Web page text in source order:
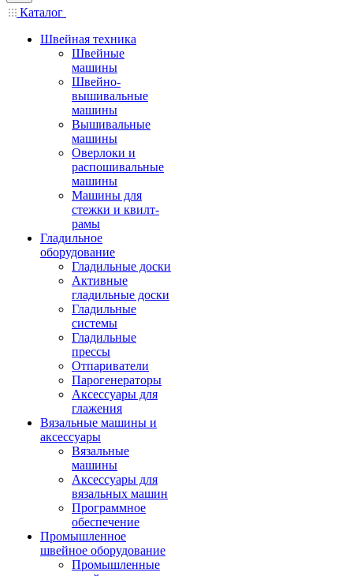
Каталог
Швейная техника
Швейные
машины
Швейно-
вышивальные
машины
Вышивальные
машины
Оверлоки и
распошивальные
машины
Машины для
стежки и квилт-
рамы
Гладильное
оборудование
Гладильные доски
Активные
гладильные доски
Гладильные
системы
Гладильные
прессы
Отпариватели
Парогенераторы
Аксессуары для
глажения
Вязальные машины и
аксессуары
Вязальные
машины
Аксессуары для
вязальных машин
Программное
обеспечение
Промышленное
швейное оборудование
Промышленные